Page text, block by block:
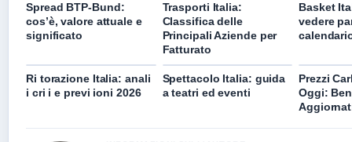
Spread BTP-Bund:
cos’è, valore attuale e
significato
Trasporti Italia:
Classifica delle
Principali Aziende per
Fatturato
Basket
vedere
Ri torazione Italia: anali
i cri i e previ ioni 2026
Spettacolo Italia: guida
a teatri ed eventi
Prezzi
Oggi: